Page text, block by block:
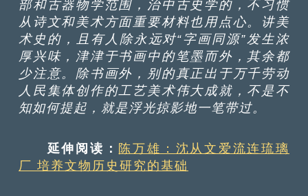
部和古器物学范围，治中古史学的，不习惯
从诗文和美术方面重要材料也用点心。讲美
术史的，且有人除永远对“字画同源”发生浓
厚兴味，津津于书画中的笔墨而外，其余都
少注意。除书画外，别的真正出于万千劳动
人民集体创作的工艺美术伟大成就，不是不
知如何提起，就是浮光掠影地一笔带过。
延伸阅读： 陈万雄：沈从文爱流连琉璃
厂 培养文物历史研究的基础